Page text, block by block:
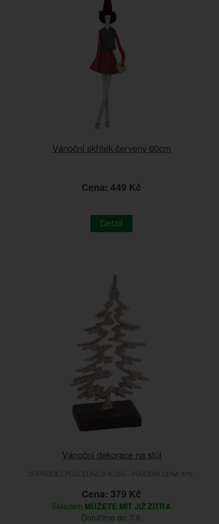
Vánoční skřítek červený 60cm
Cena: 449 Kč
Detail
Vánoční dekorace na stůl
DOPRODEJ POSLEDNÍCH KUSŮ - PŮVODNÍ CENA 579.-
Cena: 379 Kč
Skladem MŮŽETE MÍT JIŽ ZÍTRA
Doručíme do: 7.8.